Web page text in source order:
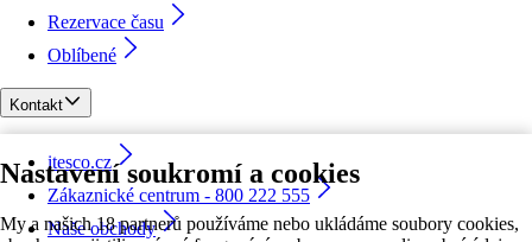
Nastavení soukromí a cookies
My a našich 18 partnerů používáme nebo ukládáme soubory cookies,
Rezervace času
Oblíbené
Kontakt
itesco.cz
Zákaznické centrum - 800 222 555
Naše obchody